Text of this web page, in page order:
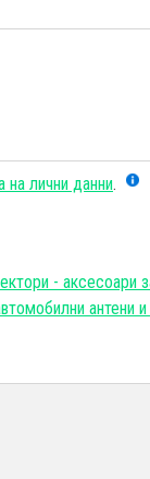
на лични данни.
- аксесоари
антени